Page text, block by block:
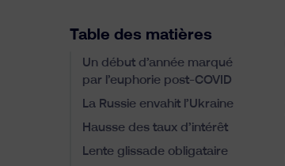
Table des matières
Un début d’année marqué
par l’euphorie post-COVID
La Russie envahit l’Ukraine
Hausse des taux d’intérêt
Lente glissade obligataire